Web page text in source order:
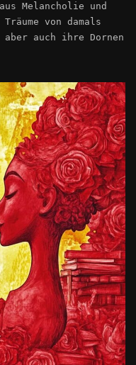
Melancholie und
von damals
auch ihre Dornen